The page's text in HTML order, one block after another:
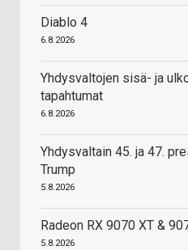
Diablo 4
6.8.2026
Yhdysvaltojen sisä- ja
tapahtumat
6.8.2026
Yhdysvaltain 45. ja 47.
Trump
5.8.2026
Radeon RX 9070 XT &
5.8.2026